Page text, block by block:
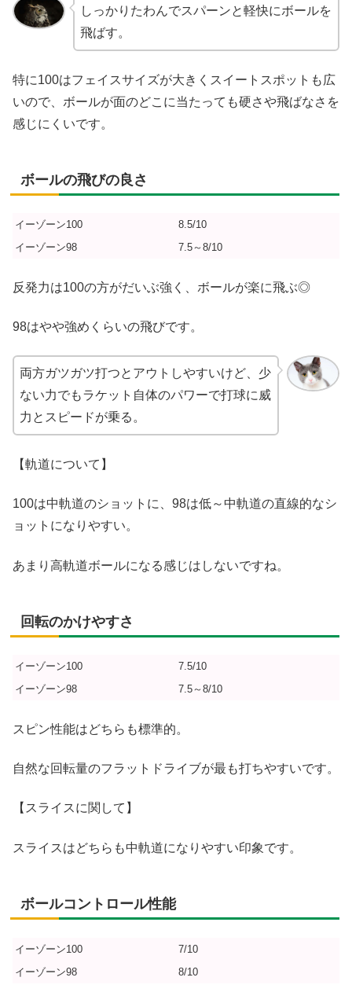
しっかりたわんでスパーンと軽快にボールを
飛ばす。
特に100はフェイスサイズが大きくスイートスポットも広
いので、ボールが面のどこに当たっても硬さや飛ばなさを
感じにくいです。
ボールの飛びの良さ
イーゾーン100
8.5/10
イーゾーン98
7.5～8/10
反発力は100の方がだいぶ強く、ボールが楽に飛ぶ◎
98はやや強めくらいの飛びです。
両方ガツガツ打つとアウトしやすいけど、少
ない力でもラケット自体のパワーで打球に威
力とスピードが乗る。
【軌道について】
100は中軌道のショットに、98は低～中軌道の直線的なシ
ョットになりやすい。
あまり高軌道ボールになる感じはしないですね。
回転のかけやすさ
イーゾーン100
7.5/10
イーゾーン98
7.5～8/10
スピン性能はどちらも標準的。
自然な回転量のフラットドライブが最も打ちやすいです。
【スライスに関して】
スライスはどちらも中軌道になりやすい印象です。
ボールコントロール性能
イーゾーン100
7/10
イーゾーン98
8/10